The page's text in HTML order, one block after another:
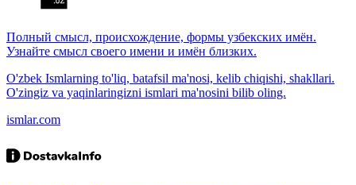
Полный смысл, происхождение, формы узбекских имён.
Узнайте смысл своего имени и имён близких.
O'zbek Ismlarning to'liq, batafsil ma'nosi, kelib chiqishi, shakllari.
O'zingiz va yaqinlaringizni ismlari ma'nosini bilib oling.
ismlar.com